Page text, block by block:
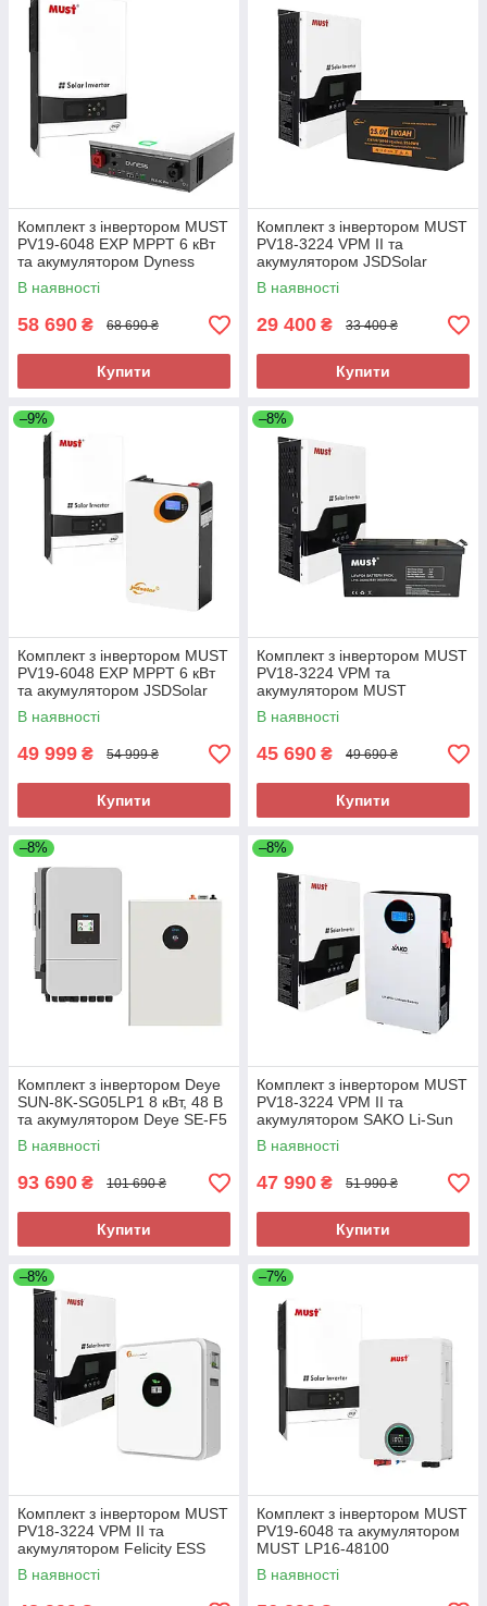
Комплект з інвертором MUST
PV19-6048 EXP MPPT 6 кВт
та акумулятором Dyness
DL5.0C Pro, LiFePo4,
51,2V, 100A
В наявності
58 690 ₴ 68 690 ₴
Купити
Комплект з інвертором MUST
PV18-3224 VPM ІІ та
акумулятором JSDSolar
J24100 25.6V, 100Ah
2.56KWH LiFePO4
В наявності
29 400 ₴ 33 400 ₴
Купити
–9%
Комплект з інвертором MUST
PV19-6048 EXP MPPT 6 кВт
та акумулятором JSDSolar
LD48100 51.2V, 100Ah
LiFePO4
В наявності
49 999 ₴ 54 999 ₴
Купити
–8%
Комплект з інвертором MUST
PV18-3224 VPM та
акумулятором MUST
LiFePO4 LP1500-24200 25.6V
200Ah 5 Квт
В наявності
45 690 ₴ 49 690 ₴
Купити
–8%
Комплект з інвертором Deye
SUN-8K-SG05LP1 8 кВт, 48 В
та акумулятором Deye SE-F5
Pro-C 51.2V 100 Ah 5.12 kW
LiFePO4
В наявності
93 690 ₴ 101 690 ₴
Купити
–8%
Комплект з інвертором MUST
PV18-3224 VPM ІІ та
акумулятором SAKO Li-Sun
24 V 200 Ah 5,12 кВт·год
LiFePO₄
В наявності
47 990 ₴ 51 990 ₴
Купити
–8%
Комплект з інвертором MUST
PV18-3224 VPM ІІ та
акумулятором Felicity ESS
LiFePO4 FLA24200-EU 24V
200Ah 5,12 кВт
В наявності
–7%
Комплект з інвертором MUST
PV19-6048 та акумулятором
MUST LP16-48100
В наявності